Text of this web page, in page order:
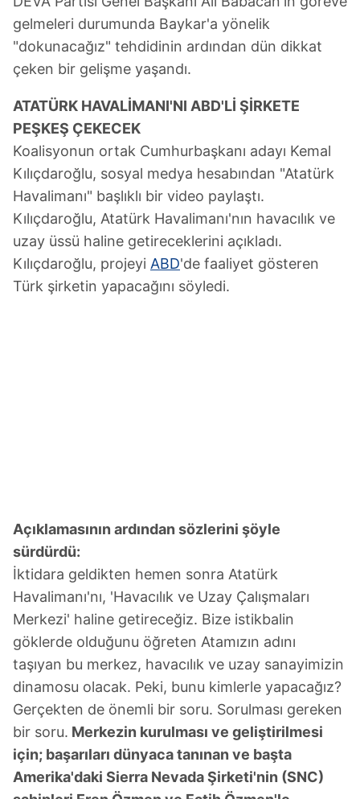
gelmeleri durumunda Baykar'a yönelik
"dokunacağız" tehdidinin ardından dün dikkat
çeken bir gelişme yaşandı.
ATATÜRK HAVALİMANI'NI ABD'Lİ ŞİRKETE
PEŞKEŞ ÇEKECEK
Koalisyonun ortak Cumhurbaşkanı adayı Kemal
Kılıçdaroğlu, sosyal medya hesabından "Atatürk
Havalimanı" başlıklı bir video paylaştı.
Kılıçdaroğlu, Atatürk Havalimanı'nın havacılık ve
uzay üssü haline getireceklerini açıkladı.
Kılıçdaroğlu, projeyi ABD'de faaliyet gösteren
Türk şirketin yapacağını söyledi.
Açıklamasının ardından sözlerini şöyle
sürdürdü:
İktidara geldikten hemen sonra Atatürk
Havalimanı'nı, 'Havacılık ve Uzay Çalışmaları
Merkezi' haline getireceğiz. Bize istikbalin
göklerde olduğunu öğreten Atamızın adını
taşıyan bu merkez, havacılık ve uzay sanayimizin
dinamosu olacak. Peki, bunu kimlerle yapacağız?
Gerçekten de önemli bir soru. Sorulması gereken
bir soru. Merkezin kurulması ve geliştirilmesi
için; başarıları dünyaca tanınan ve başta
Amerika'daki Sierra Nevada Şirketi'nin (SNC)